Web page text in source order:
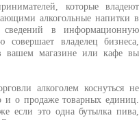
которые владеют
алкогольные напитки в
сведений в информационную
совершает владелец бизнеса,
вашем магазине или кафе вы
алкоголем коснуться не
и о продаже товарных единиц.
если это одна бутылка пива,